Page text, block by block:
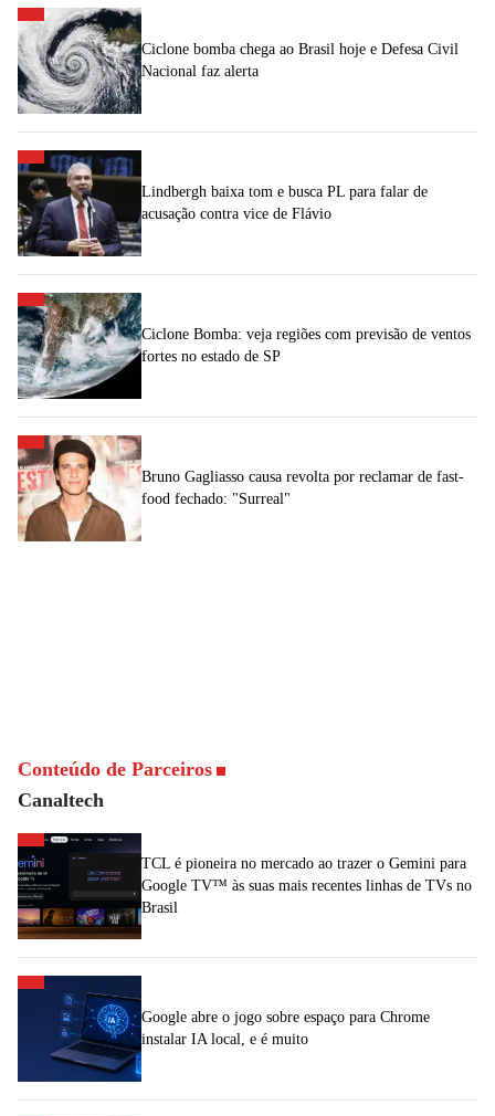
Ciclone bomba chega ao Brasil hoje e Defesa Civil
Nacional faz alerta
Lindbergh baixa tom e busca PL para falar de
acusação contra vice de Flávio
Ciclone Bomba: veja regiões com previsão de ventos
fortes no estado de SP
Bruno Gagliasso causa revolta por reclamar de fast-
food fechado: "Surreal"
Conteúdo de Parceiros
Canaltech
TCL é pioneira no mercado ao trazer o Gemini para
Google TV™ às suas mais recentes linhas de TVs no
Brasil
Google abre o jogo sobre espaço para Chrome
instalar IA local, e é muito